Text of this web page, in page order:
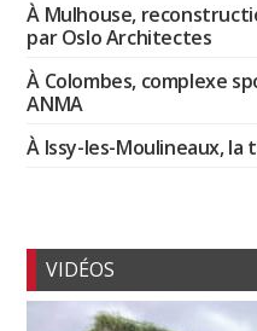
À Mulhouse,
par Oslo Architectes
À Colombes, complexe
ANMA
À Issy-les-Moulineaux, la
VIDÉOS